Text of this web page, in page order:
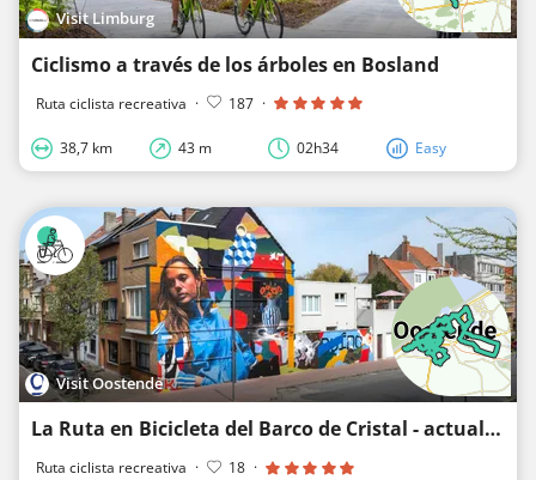
Visit Limburg
Ciclismo a través de los árboles en Bosland
Ruta ciclista recreativa · 187 ·
38,7 km 43 m 02h34 Easy
Visit Oostende
La Ruta en Bicicleta del Barco de Cristal - actualización 2026
Ruta ciclista recreativa · 18 ·